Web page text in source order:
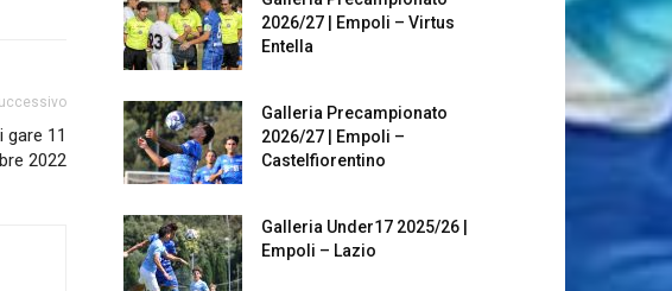
gare 11
2022
2026/27 | Empoli – Virtus
Entella
Galleria Precampionato
2026/27 | Empoli –
Castelfiorentino
Galleria Under17 2025/26 |
Empoli – Lazio